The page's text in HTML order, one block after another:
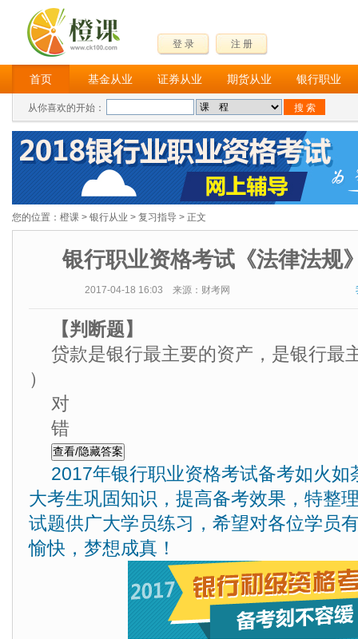
登 录 注 册
首页 基金从业 证券从业 期货从业 银行职业
从你喜欢的开始：
您的位置： 橙课 > 银行从业 > 复习指导 > 正文
银行职业资格考试《法律法规
2017-04-18 16:03 来源：财考网
【判断题】
贷款是银行最主要的资产，是银行最
）
对
错
2017年银行职业资格考试备考如火如
大考生巩固知识，提高备考效果，特整
试题供广大学员练习，希望对各位学员
愉快，梦想成真！